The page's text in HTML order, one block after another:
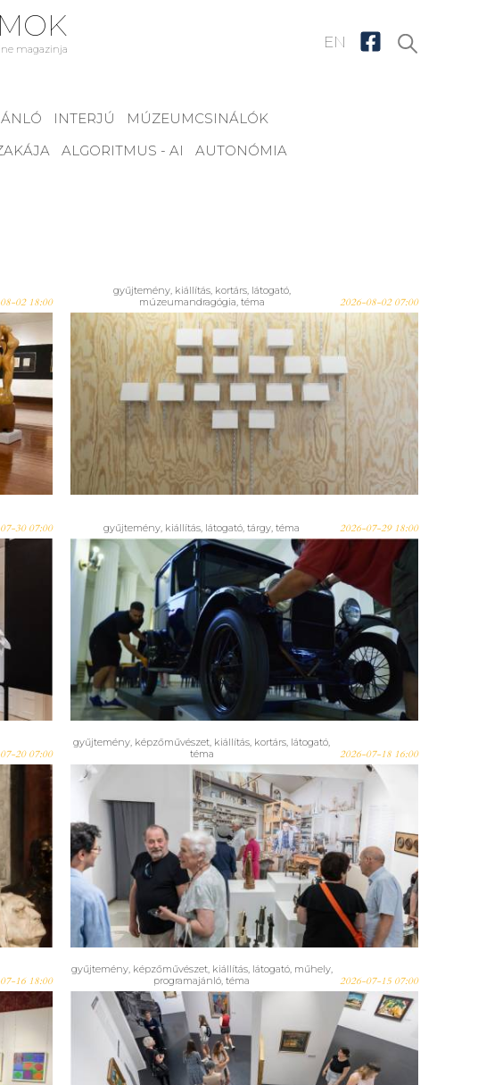
magazinja EN
INTERJÚ
MÚZEUMCSINÁLÓK
ALGORITMUS - AI AUTONÓMIA
02 18:00
gyűjtemény, kiállítás, kortárs, látogató,
múzeumandragógia, téma 2026-08-02 07:00
Még egy hétig látogatható!
BEJELENTKEZVE MARADOK? -
a Budapest Galéria tárlata az
online világról
30 07:00 gyűjtemény, kiállítás, látogató,tárgy,téma 2026-07-29 18:00
100 éves autó a Nemzeti
Múzeumban – Így nyílik az
„Amerikai álom” kiállítás
20 07:00
-
gyűjtemény, képzőművészet, kiállítás, kortárs, látogató,
téma
2026-07-18 16:00
Fémbe öntött irónia – Július
elején nyílt meg Asszonyi
Tamás szobrászművész
kiállítása Szentendrén
16 18:00
gyűjtemény, képzőművészet, kiállítás, látogató, műhely,
programajánló ,téma 2026-07-15 07:00
Száz év szentendrei művészete
egyetemisták szemével –